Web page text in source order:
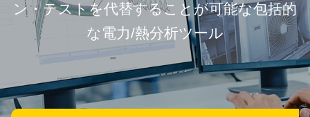
ン・テストを代替することが可能な包括的
な電力/熱分析ツール